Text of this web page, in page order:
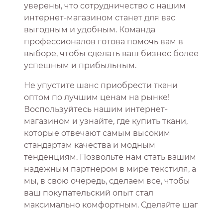
уверены, что сотрудничество с нашим
интернет-магазином станет для вас
выгодным и удобным. Команда
профессионалов готова помочь вам в
выборе, чтобы сделать ваш бизнес более
успешным и прибыльным.
Не упустите шанс приобрести ткани
оптом по лучшим ценам на рынке!
Воспользуйтесь нашим интернет-
магазином и узнайте, где купить ткани,
которые отвечают самым высоким
стандартам качества и модным
тенденциям. Позвольте нам стать вашим
надежным партнером в мире текстиля, а
мы, в свою очередь, сделаем все, чтобы
ваш покупательский опыт стал
максимально комфортным. Сделайте шаг